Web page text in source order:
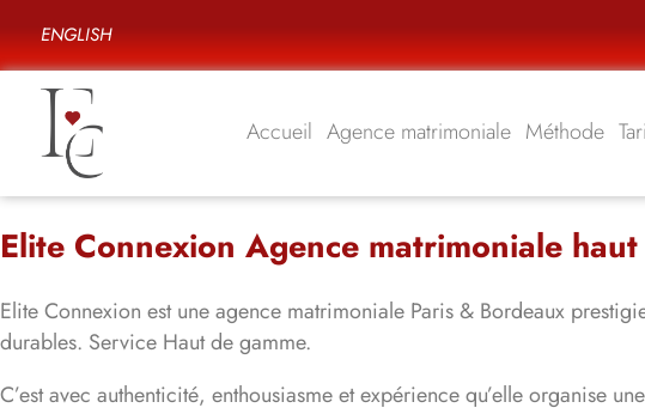
ENGLISH
Accueil Agence matrimoniale Méthode
Elite Connexion Agence matrimoniale
Elite Connexion est une agence matrimoniale Paris & Bordeaux
durables. Service Haut de gamme.
C’est avec authenticité, enthousiasme et expérience qu’elle organise